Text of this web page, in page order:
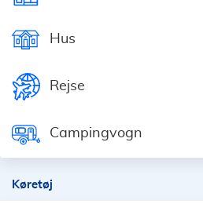
Hus
Rejse
Campingvogn
Køretøj